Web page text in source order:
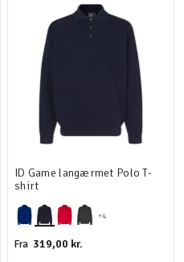
+4
ID Game langærmet Polo T-
shirt
Fra 319,00 kr.